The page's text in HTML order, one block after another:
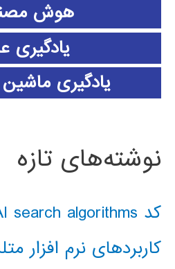
هوش
یادگیری
یادگیری
نوشته‌های تازه
کد classical AI search algorithms
کاربردهای نرم افزار